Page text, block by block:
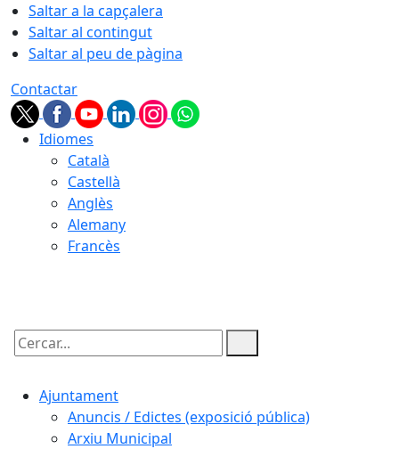
Saltar a la capçalera
Saltar al contingut
Saltar al peu de pàgina
Contactar
Idiomes
Català
Castellà
Anglès
Alemany
Francès
Cercar:
Ajuntament
Anuncis / Edictes (exposició pública)
Arxiu Municipal